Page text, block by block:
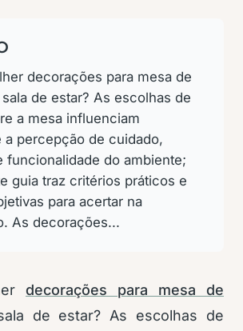
decorações para mesa de
de estar? As escolhas de
a mesa influenciam
a percepção de cuidado,
funcionalidade do ambiente;
guia traz critérios práticos e
para acertar na
As decorações...
decorações para mesa de
de estar? As escolhas de